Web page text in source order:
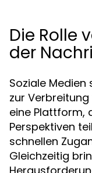
Die Rolle
der
Soziale
zur
eine Plattform,
Perspektiven
schnellen
Gleichzeitig